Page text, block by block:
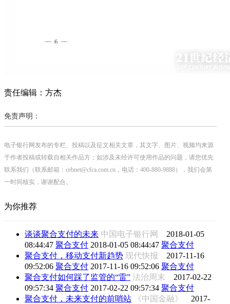
责任编辑：方杰
免责声明：
电子银行网发布的专栏、投稿以及征文相关文章，其文字、图片、视频均来源
于作者投稿或转载自相关作品方；如涉及未经许可使用作品的问题，请您优先
联系我们（联系邮箱：cebnet@cfca.com.cn，电话：400-880-9888），我们会第
一时间核实，谢谢配合。
为你推荐
谈谈聚合支付的未来 中国电子银行网 2018-01-05
08:44:47 聚合支付 2018-01-05 08:44:47 聚合支付
聚合支付，移动支付新趋势 现代快报 2017-11-16
09:52:06 聚合支付 2017-11-16 09:52:06 聚合支付
聚合支付如何踩了监管的“雷” 法治周末 2017-02-22
09:57:34 聚合支付 2017-02-22 09:57:34 聚合支付
聚合支付，未来支付的前哨站
《中国金融》 2017-